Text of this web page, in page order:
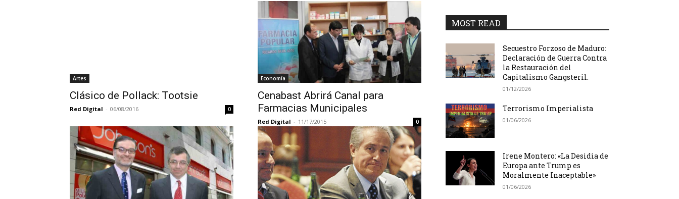
Artes
Clásico de Pollack: Tootsie
Red Digital - 06/08/2016 0
Economía
Cenabast Abrirá Canal para
Farmacias Municipales
Red Digital - 11/17/2015 0
MOST READ
Secuestro Forzoso de Maduro:
Declaración de Guerra Contra
la Restauración del
Capitalismo Gangsteril.
01/12/2026
Terrorismo Imperialista
01/06/2026
Irene Montero: «La Desidia de
Europa ante Trump es
Moralmente Inaceptable»
01/06/2026